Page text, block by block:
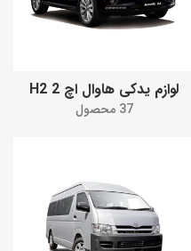
لوازم یدکی هاوال اچ 2 H2
37 محصول